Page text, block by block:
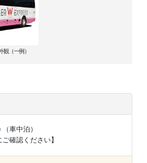
観（一例）
車中泊）
確認ください】